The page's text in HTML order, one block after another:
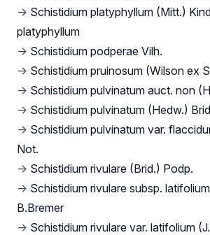
→ Schistidium platyphyllum (Mitt.)
platyphyllum
→ Schistidium podperae Vilh.
→ Schistidium pruinosum (Wilson ex
→ Schistidium pulvinatum auct. non
→ Schistidium pulvinatum (Hedw.)
→ Schistidium pulvinatum var.
Not.
→ Schistidium rivulare (Brid.) Podp.
→ Schistidium rivulare subsp.
B.Bremer
→ Schistidium rivulare var. latifolium